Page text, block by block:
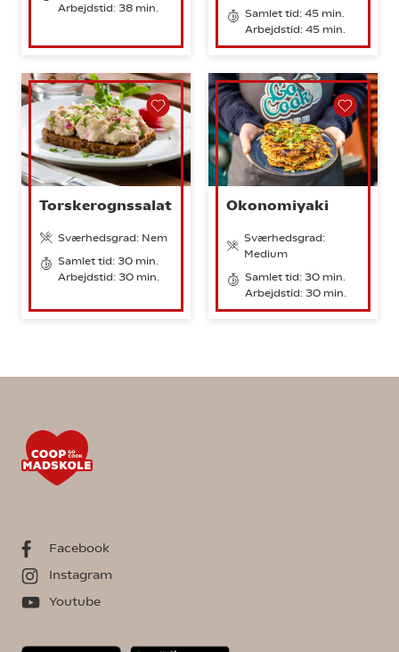
Arbejdstid: 38 min.
Samlet tid: 45 min.
Arbejdstid: 45 min.
Torskerognssalat
Sværhedsgrad: Nem
Samlet tid: 30 min.
Arbejdstid: 30 min.
Okonomiyaki
Sværhedsgrad:
Medium
Samlet tid: 30 min.
Arbejdstid: 30 min.
Facebook
Instagram
Youtube